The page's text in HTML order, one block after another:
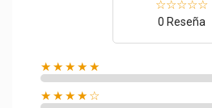
0 Reseña
★★★★★
★★★★☆